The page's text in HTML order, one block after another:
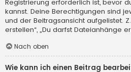
Registrierung erforderlich ist, bevor
kannst. Deine Berechtigungen sind
und der Beitragsansicht aufgelistet.
erstellen“, „Du darfst Dateianhänge
Nach oben
Wie kann ich einen Beitrag